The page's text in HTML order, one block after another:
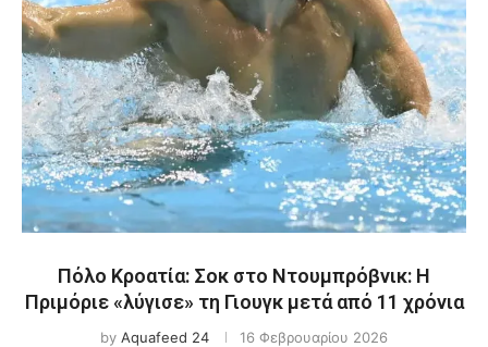
Πόλο Κροατία: Σοκ στο Ντουμπρόβνικ: Η
Πριμόριε «λύγισε» τη Γιουγκ μετά από 11 χρόνια
by Aquafeed 24 16 Φεβρουαρίου 2026